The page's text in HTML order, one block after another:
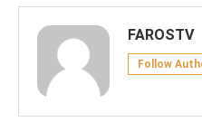
FAROSTV
Follow